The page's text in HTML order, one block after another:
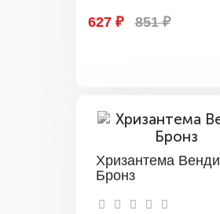
627 ₽ 851 ₽
Хризантема Венди
Бронз